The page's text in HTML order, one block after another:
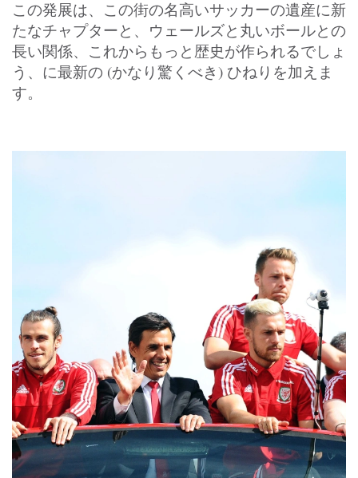
この発展は、この街の名高いサッカーの遺産に新
たなチャプターと、ウェールズと丸いボールとの
長い関係、これからもっと歴史が作られるでしょ
う、に最新の (かなり驚くべき) ひねりを加えま
す。